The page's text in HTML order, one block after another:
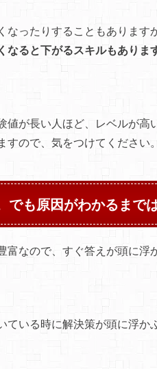
なったりすることもあります
なると下がるスキルもありま
値が長い人ほど、レベルが
ので、気をつけてください。
でも原因がわかるまで
なので、すぐ答えが頭に浮
いる時に解決策が頭に浮か